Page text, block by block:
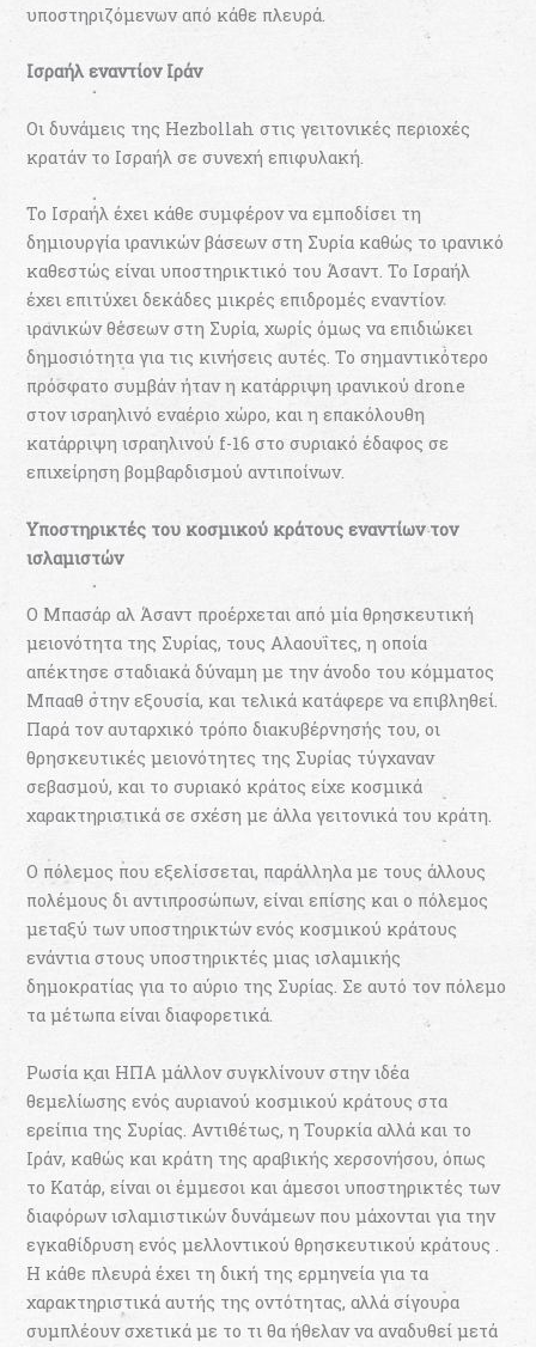
υποστηριζόμενων από κάθε πλευρά.
Ισραήλ εναντίον Ιράν
Οι δυνάμεις της Hezbollah στις γειτονικές περιοχές
κρατάν το Ισραήλ σε συνεχή επιφυλακή.
Το Ισραήλ έχει κάθε συμφέρον να εμποδίσει τη
δημιουργία ιρανικών βάσεων στη Συρία καθώς το ιρανικό
καθεστώς είναι υποστηρικτικό του Άσαντ. Το Ισραήλ
έχει επιτύχει δεκάδες μικρές επιδρομές εναντίον
ιρανικών θέσεων στη Συρία, χωρίς όμως να επιδιώκει
δημοσιότητα για τις κινήσεις αυτές. Το σημαντικότερο
πρόσφατο συμβάν ήταν η κατάρριψη ιρανικού drone
στον ισραηλινό εναέριο χώρο, και η επακόλουθη
κατάρριψη ισραηλινού f-16 στο συριακό έδαφος σε
επιχείρηση βομβαρδισμού αντιποίνων.
Υποστηρικτές του κοσμικού κράτους εναντίων τον
ισλαμιστών
Ο Μπασάρ αλ Άσαντ προέρχεται από μία θρησκευτική
μειονότητα της Συρίας, τους Αλαουΐτες, η οποία
απέκτησε σταδιακά δύναμη με την άνοδο του κόμματος
Μπααθ στην εξουσία, και τελικά κατάφερε να επιβληθεί.
Παρά τον αυταρχικό τρόπο διακυβέρνησής του, οι
θρησκευτικές μειονότητες της Συρίας τύγχαναν
σεβασμού, και το συριακό κράτος είχε κοσμικά
χαρακτηριστικά σε σχέση με άλλα γειτονικά του κράτη.
Ο πόλεμος που εξελίσσεται, παράλληλα με τους άλλους
πολέμους δι αντιπροσώπων, είναι επίσης και ο πόλεμος
μεταξύ των υποστηρικτών ενός κοσμικού κράτους
ενάντια στους υποστηρικτές μιας ισλαμικής
δημοκρατίας για το αύριο της Συρίας. Σε αυτό τον πόλεμο
τα μέτωπα είναι διαφορετικά.
Ρωσία και ΗΠΑ μάλλον συγκλίνουν στην ιδέα
θεμελίωσης ενός αυριανού κοσμικού κράτους στα
ερείπια της Συρίας. Αντιθέτως, η Τουρκία αλλά και το
Ιράν, καθώς και κράτη της αραβικής χερσονήσου, όπως
το Κατάρ, είναι οι έμμεσοι και άμεσοι υποστηρικτές των
διαφόρων ισλαμιστικών δυνάμεων που μάχονται για την
εγκαθίδρυση ενός μελλοντικού θρησκευτικού κράτους .
Η κάθε πλευρά έχει τη δική της ερμηνεία για τα
χαρακτηριστικά αυτής της οντότητας, αλλά σίγουρα
συμπλέουν σχετικά με το τι θα ήθελαν να αναδυθεί μετά